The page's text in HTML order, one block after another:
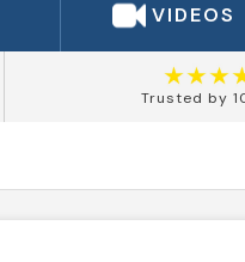
VIDEOS
Trusted by